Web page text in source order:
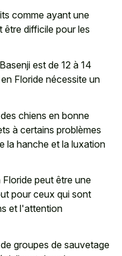
comme ayant une
être difficile pour les
est de 12 à 14
Floride nécessite un
chiens en bonne
à certains problèmes
la hanche et la luxation
peut être une
pour ceux qui sont
et l'attention
groupes de sauvetage